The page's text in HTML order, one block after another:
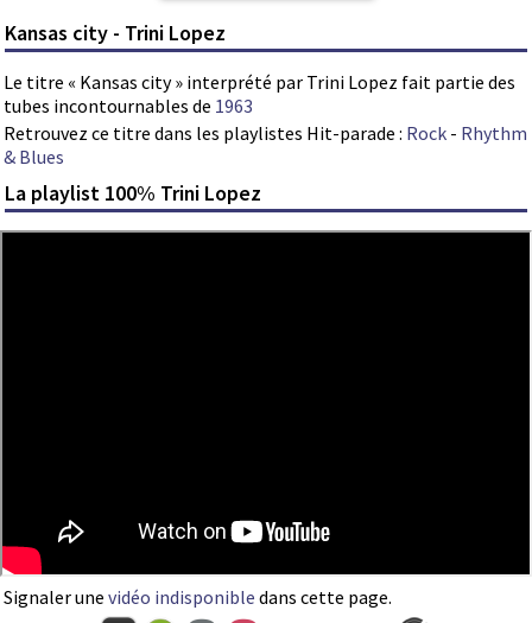
Kansas city - Trini Lopez
Le titre « Kansas city » interprété par Trini Lopez fait partie des
tubes incontournables de 1963
Retrouvez ce titre dans les playlistes Hit-parade : Rock - Rhythm
& Blues
La playlist 100% Trini Lopez
Signaler une vidéo indisponible dans cette page.